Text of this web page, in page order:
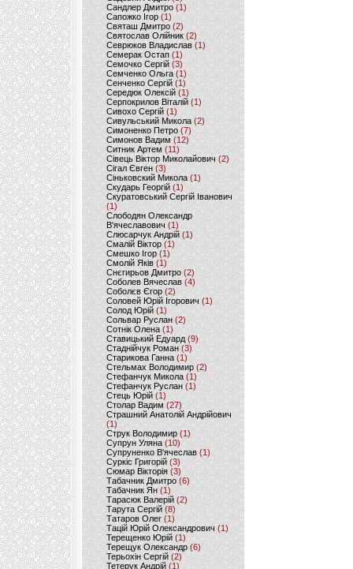
Сандлер Дмитро(1)
Сапожко Ігор(1)
Святаш Дмитро (2)
Святослав Олійник (2)
Севрюков Владислав (1)
Семерак Остап (1)
Семочко Сергій (3)
Семченко Ольга (1)
Сенченко Сергій(1)
Середюк Олексій(1)
Серпокрилов Віталій(1)
Сивохо Сергій(1)
Сивульський Микола(2)
Симоненко Петро(7)
Симонов Вадим (12)
Ситник Артем(11)
Сівець Віктор Миколайович(2)
Сігал Євген (3)
Сіньковский Микола(1)
Скударь Георгій (1)
Скуратовський Сергій Іванович
(1)
Слободян Олександр
В'ячеславович(1)
Слюсарчук Андрій(1)
Смалій Віктор (1)
Смешко Ігор (1)
Смолій Яків (1)
Снєгирьов Дмитро (2)
Соболев Вячеслав (4)
Соболєв Єгор(2)
Соловей Юрій Ігорович (1)
Солод Юрій (1)
Сольвар Руслан (2)
Сотнік Олена(1)
Ставицький Едуард (9)
Стаднійчук Роман(3)
Старикова Ганна (1)
Стельмах Володимир(2)
Стефанчук Микола (1)
Стефанчук Руслан (1)
Стець Юрій (1)
Столар Вадим(27)
Страшний Анатолій Андрійович
(1)
Струк Володимир (1)
Супрун Уляна (10)
Супруненко В'ячеслав (1)
Суркіс Григорій (3)
Сюмар Вікторія (3)
Табачник Дмитро (6)
Табачник Ян(1)
Тарасюк Валерій (2)
Тарута Сергій (8)
Татаров Олег(1)
Тацій Юрій Олександрович(1)
Терещенко Юрій(1)
Терещук Олександр(6)
Терьохін Сергій (2)
Тетерук Андрій (1)